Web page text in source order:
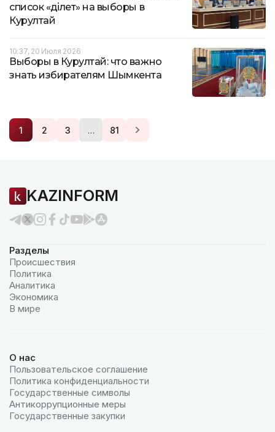
список «Әділет» на выборы в
Курултай
10:37, 20 Июля 2026
Выборы в Курултай: что важно
знать избирателям Шымкента
1 2 3 … 81
KAZINFORM
Разделы
Происшествия
Политика
Аналитика
Экономика
В мире
О нас
Пользовательское соглашение
Политика конфиденциальности
Государственные символы
Антикоррупционные меры
Государственные закупки